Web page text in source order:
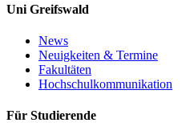
Uni Greifswald
News
Neuigkeiten & Termine
Fakultäten
Hochschulkommunikation
Für Studierende